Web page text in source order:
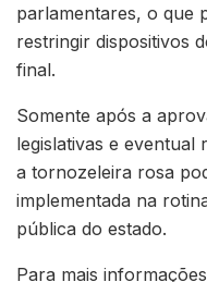
parlamentares, o que
restringir dispositivos
final.
Somente após a
legislativas e eventual
a tornozeleira rosa
implementada na
pública do estado.
Para mais